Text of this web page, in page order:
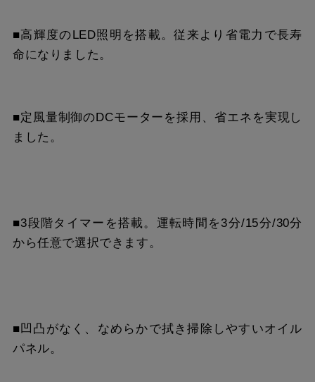
■高輝度のLED照明を搭載。従来より省電力で長寿
命になりました。
■定風量制御のDCモーターを採用、省エネを実現し
ました。
■3段階タイマーを搭載。運転時間を3分/15分/30分
から任意で選択できます。
■凹凸がなく、なめらかで拭き掃除しやすいオイル
パネル。